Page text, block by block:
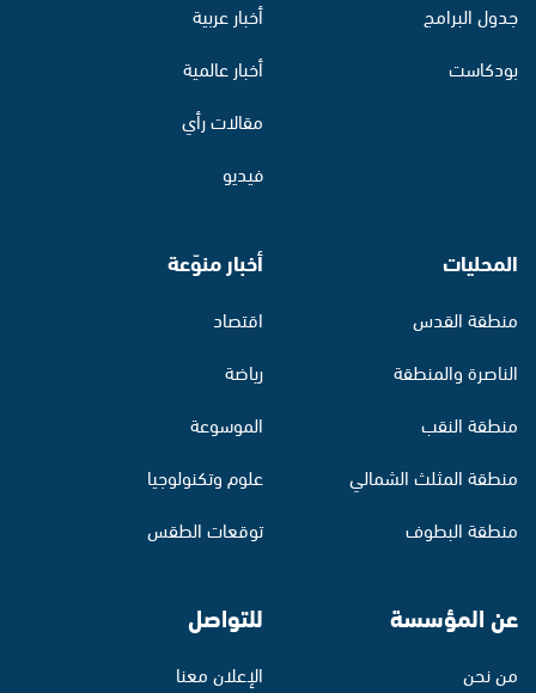
جدول البرامج
بودكاست
أخبار عربية
أخبار عالمية
مقالات رأي
فيديو
المحليات
منطقة القدس
الناصرة والمنطقة
منطقة النقب
منطقة المثلث الشمالي
منطقة البطوف
أخبار منوّعة
اقتصاد
رياضة
الموسوعة
علوم وتكنولوجيا
توقعات الطقس
عن المؤسسة
من نحن
للتواصل
الإعلان معنا